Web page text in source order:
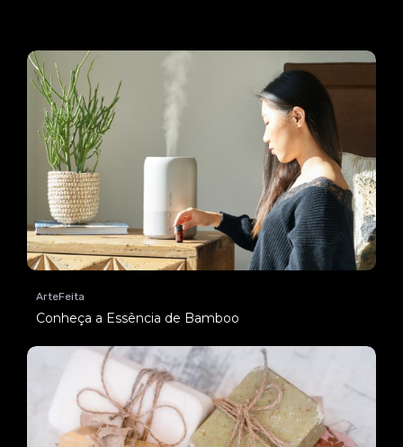
ArteFeita
Conheça a Essência de Bamboo